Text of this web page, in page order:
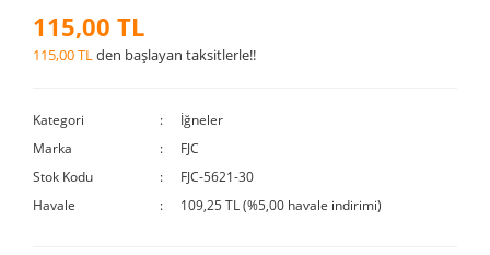
115,00 TL
115,00 TLden başlayan taksitlerle!!
Kategori
İğneler
Marka
FJC
Stok Kodu
FJC-5621-30
Havale
109,25 TL (%5,00 havale indirimi)